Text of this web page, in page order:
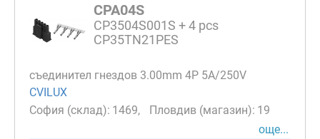
CPA04S
CP3504S001S + 4 pcs
CP35TN21PES
съединител гнездов 3.00mm 4P 5A/250V
CVILUX
1469
19
още...